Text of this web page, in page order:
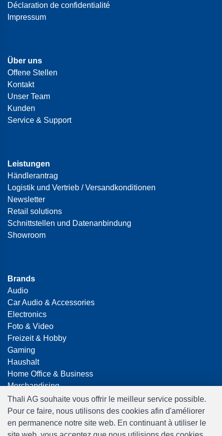
Déclaration de confidentialité
Impressum
Über uns
Offene Stellen
Kontakt
Unser Team
Kunden
Service & Support
Leistungen
Händlerantrag
Logistik und Vertrieb / Versandkonditionen
Newsletter
Retail solutions
Schnittstellen und Datenanbindung
Showroom
Brands
Audio
Car Audio & Accessories
Electronics
Foto & Video
Freizeit & Hobby
Gaming
Haushalt
Home Office & Business
Merchandising
Smart Home
Spielwaren
Travel
Thali AG souhaite vous offrir le meilleur service possible.
Pour ce faire, nous utilisons des cookies afin d'améliorer
en permanence notre site web. En continuant à utiliser le